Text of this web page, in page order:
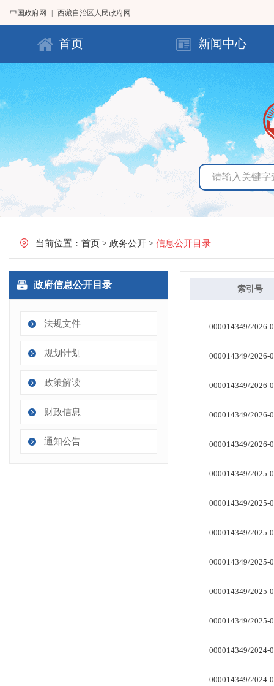
中国政府网 西藏自治区人民政府网
首页 新闻中心
当前位置： 首页 > 政务公开 > 信息公开目录
政府信息公开目录
法规文件
规划计划
政策解读
财政信息
通知公告